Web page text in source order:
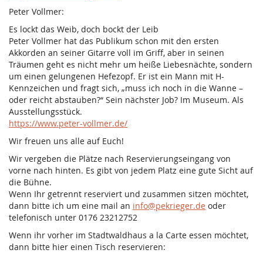
Peter Vollmer:
Es lockt das Weib, doch bockt der Leib
Peter Vollmer hat das Publikum schon mit den ersten
Akkorden an seiner Gitarre voll im Griff, aber in seinen
Träumen geht es nicht mehr um heiße Liebesnächte, sondern
um einen gelungenen Hefezopf. Er ist ein Mann mit H-
Kennzeichen und fragt sich, „muss ich noch in die Wanne –
oder reicht abstauben?“ Sein nächster Job? Im Museum. Als
Ausstellungsstück.
https://www.peter-vollmer.de/
Wir freuen uns alle auf Euch!
Wir vergeben die Plätze nach Reservierungseingang von
vorne nach hinten. Es gibt von jedem Platz eine gute Sicht auf
die Bühne.
Wenn Ihr getrennt reserviert und zusammen sitzen möchtet,
dann bitte ich um eine mail an info@pekrieger.de oder
telefonisch unter 0176 23212752
Wenn ihr vorher im Stadtwaldhaus a la Carte essen möchtet,
dann bitte hier einen Tisch reservieren: